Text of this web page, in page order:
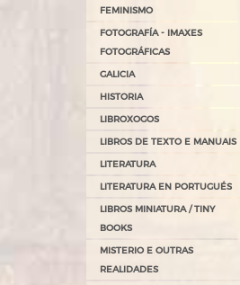
FEMINISMO
FOTOGRAFÍA - IMAXES
FOTOGRÁFICAS
GALICIA
HISTORIA
LIBROXOGOS
LIBROS DE TEXTO E MANUAIS
LITERATURA
LITERATURA EN PORTUGUÉS
LIBROS MINIATURA / TINY
BOOKS
MISTERIO E OUTRAS
REALIDADES